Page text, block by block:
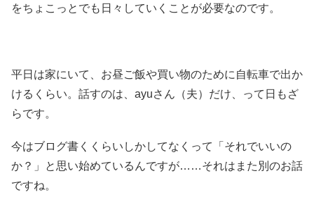
をちょこっとでも日々していくことが必要なのです。
平日は家にいて、お昼ご飯や買い物のために自転車で出か
けるくらい。話すのは、ayuさん（夫）だけ、って日もざ
らです。
今はブログ書くくらいしかしてなくって「それでいいの
か？」と思い始めているんですが……それはまた別のお話
ですね。